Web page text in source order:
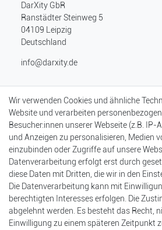
DarXity GbR
Ranstädter Steinweg 5
04109
Leipzig
Deutschland
info@darxity.de
Login
Registrierung
Warenkorb
Kasse
Einkaufen
Versandarten & -kosten
Zahlungsarten
Bankdaten
Batterieentsorgung
Wir verwenden Cookies und ähnliche
Website und verarbeiten
Besucher:innen unserer Webseite (z.B. IP-
und Anzeigen zu personalisieren, Medien
einzubinden oder Zugriffe auf unsere
Datenverarbeitung erfolgt erst durch
diese Daten mit Dritten, die wir in den
Die Datenverarbeitung kann mit
berechtigten Interesses erfolgen. Die
abgelehnt werden. Es besteht das Recht,
Einwilligung zu einem späteren Zeitpunkt